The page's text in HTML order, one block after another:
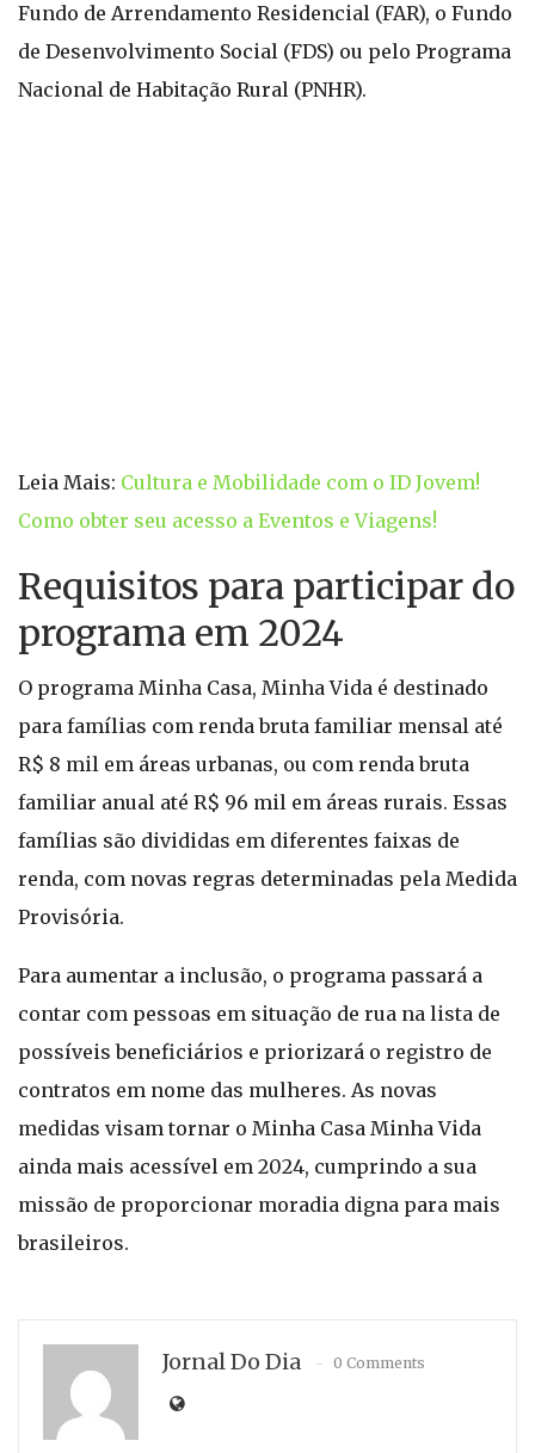
Fundo de Arrendamento Residencial (FAR), o Fundo
de Desenvolvimento Social (FDS) ou pelo Programa
Nacional de Habitação Rural (PNHR).
Leia Mais: Cultura e Mobilidade com o ID Jovem!
Como obter seu acesso a Eventos e Viagens!
Requisitos para participar do
programa em 2024
O programa Minha Casa, Minha Vida é destinado
para famílias com renda bruta familiar mensal até
R$ 8 mil em áreas urbanas, ou com renda bruta
familiar anual até R$ 96 mil em áreas rurais. Essas
famílias são divididas em diferentes faixas de
renda, com novas regras determinadas pela Medida
Provisória.
Para aumentar a inclusão, o programa passará a
contar com pessoas em situação de rua na lista de
possíveis beneficiários e priorizará o registro de
contratos em nome das mulheres. As novas
medidas visam tornar o Minha Casa Minha Vida
ainda mais acessível em 2024, cumprindo a sua
missão de proporcionar moradia digna para mais
brasileiros.
Jornal Do Dia 0 Comments